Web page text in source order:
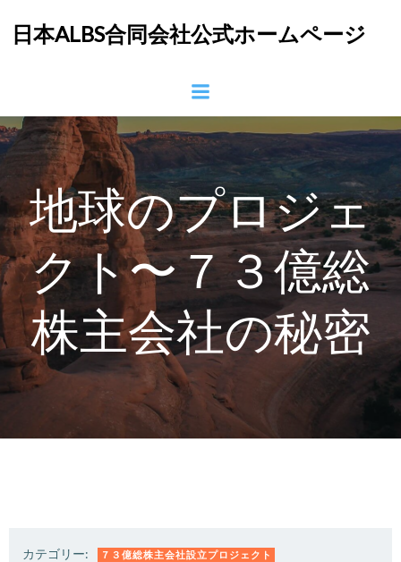
ン
ツ
へ
ス
キ
プ
日本ALBS合同会社公式ホームページ
地球のプロジェ
クト〜７３億総
株主会社の秘密
カテゴリー: ７３億総株主会社設立プロジェクト